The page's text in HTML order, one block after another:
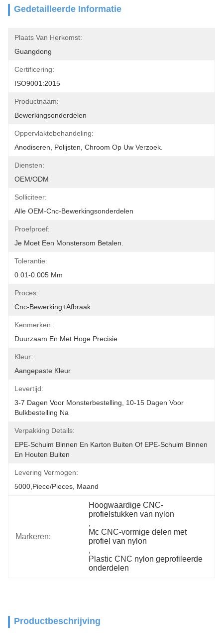
Gedetailleerde Informatie
Plaats Van Herkomst:
Guangdong
Certificering:
ISO9001:2015
Productnaam:
Bewerkingsonderdelen
Oppervlaktebehandeling:
Anodiseren, Polijsten, Chroom Op Uw Verzoek.
Diensten:
OEM/ODM
Solliciteer:
Alle OEM-Cnc-Bewerkingsonderdelen
Proefproef:
Je Moet Een Monstersom Betalen.
Tolerantie:
0.01-0.005 Mm
Proces:
Cnc-Bewerking+afbraak
Kenmerken:
Duurzaam En Met Hoge Precisie
Kleur:
Aangepaste Kleur
Levertijd:
3-7 Dagen Voor Monsterbestelling, 10-15 Dagen Voor
Bulkbestelling Na
Verpakking Details:
EPE-Schuim Binnen En Karton Buiten Of EPE-Schuim Binnen
En Houten Buiten
Levering Vermogen:
5000,Piece/Pieces, Maand
Markeren:
Hoogwaardige CNC-
profielstukken van nylon
,
Mc CNC-vormige delen met
profiel van nylon
,
Plastic CNC nylon geprofileerde
onderdelen
Productbeschrijving